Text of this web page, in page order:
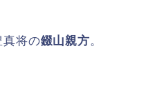
真将の錣山親方。